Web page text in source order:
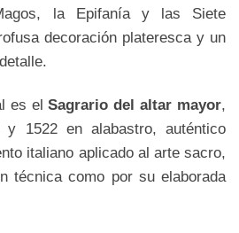
la Epifanía y las Siete
decoración plateresca y un
es elSagrario del altar mayor,
y 1522 en alabastro, auténtico
italiano aplicado al arte sacro,
técnica como por su elaborada